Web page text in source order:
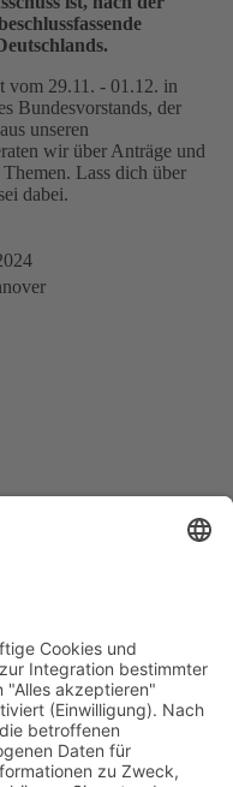
vom 29.11. - 01.12. in
Bundesvorstands, der
unseren
wir über Anträge und
Lass dich über
dabei.